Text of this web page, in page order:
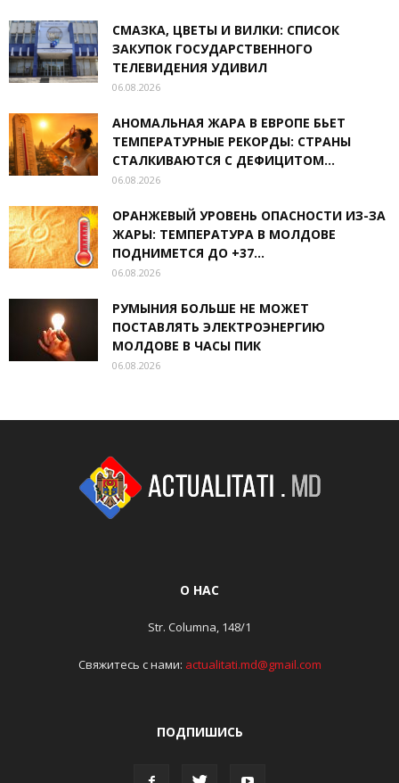
СМАЗКА, ЦВЕТЫ И ВИЛКИ: СПИСОК
ЗАКУПОК ГОСУДАРСТВЕННОГО
ТЕЛЕВИДЕНИЯ УДИВИЛ
06.08.2026
АНОМАЛЬНАЯ ЖАРА В ЕВРОПЕ БЬЕТ
ТЕМПЕРАТУРНЫЕ РЕКОРДЫ: СТРАНЫ
СТАЛКИВАЮТСЯ С ДЕФИЦИТОМ...
06.08.2026
ОРАНЖЕВЫЙ УРОВЕНЬ ОПАСНОСТИ ИЗ-ЗА
ЖАРЫ: ТЕМПЕРАТУРА В МОЛДОВЕ
ПОДНИМЕТСЯ ДО +37...
06.08.2026
РУМЫНИЯ БОЛЬШЕ НЕ МОЖЕТ
ПОСТАВЛЯТЬ ЭЛЕКТРОЭНЕРГИЮ
МОЛДОВЕ В ЧАСЫ ПИК
06.08.2026
О НАС
Str. Columna, 148/1
Свяжитесь с нами: actualitati.md@gmail.com
ПОДПИШИСЬ